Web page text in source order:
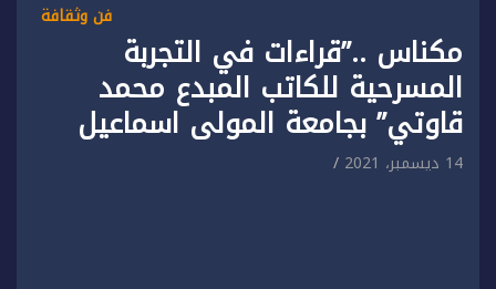
فن وثقافة
مكناس ..”قراءات في التجربة
المسرحية للكاتب المبدع محمد
قاوتي” بجامعة المولى اسماعيل
14 ديسمبر، 2021